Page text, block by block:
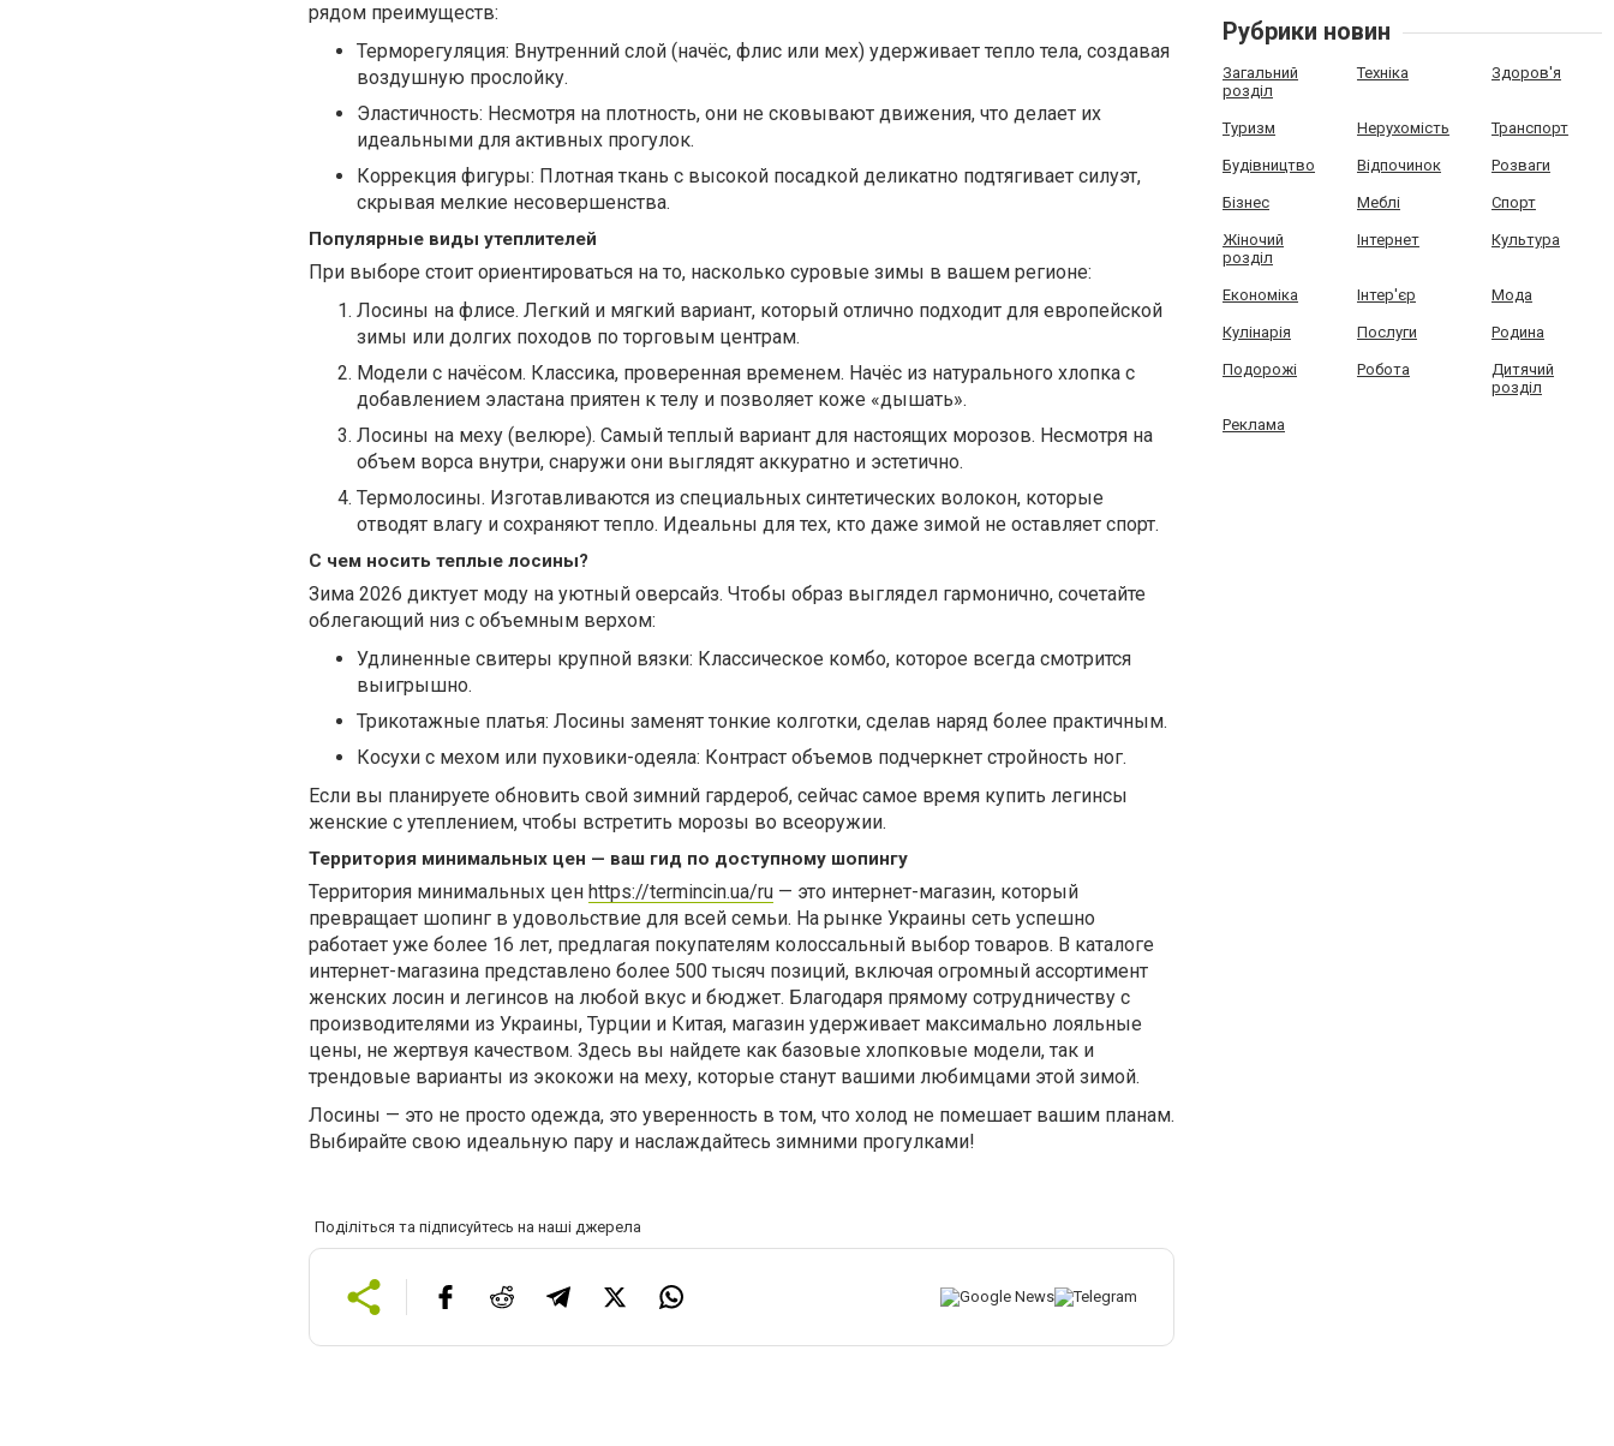
рядом преимуществ:
Терморегуляция: Внутренний слой (начёс, флис или мех) удерживает тепло тела, создавая
воздушную прослойку.
Эластичность: Несмотря на плотность, они не сковывают движения, что делает их
идеальными для активных прогулок.
Коррекция фигуры: Плотная ткань с высокой посадкой деликатно подтягивает силуэт,
скрывая мелкие несовершенства.
Популярные виды утеплителей
При выборе стоит ориентироваться на то, насколько суровые зимы в вашем регионе:
Лосины на флисе. Легкий и мягкий вариант, который отлично подходит для европейской
зимы или долгих походов по торговым центрам.
Модели с начёсом. Классика, проверенная временем. Начёс из натурального хлопка с
добавлением эластана приятен к телу и позволяет коже «дышать».
Лосины на меху (велюре). Самый теплый вариант для настоящих морозов. Несмотря на
объем ворса внутри, снаружи они выглядят аккуратно и эстетично.
Термолосины. Изготавливаются из специальных синтетических волокон, которые
отводят влагу и сохраняют тепло. Идеальны для тех, кто даже зимой не оставляет спорт.
С чем носить теплые лосины?
Зима 2026 диктует моду на уютный оверсайз. Чтобы образ выглядел гармонично, сочетайте
облегающий низ с объемным верхом:
Удлиненные свитеры крупной вязки: Классическое комбо, которое всегда смотрится
выигрышно.
Трикотажные платья: Лосины заменят тонкие колготки, сделав наряд более практичным.
Косухи с мехом или пуховики-одеяла: Контраст объемов подчеркнет стройность ног.
Если вы планируете обновить свой зимний гардероб, сейчас самое время купить легинсы
женские с утеплением, чтобы встретить морозы во всеоружии.
Территория минимальных цен — ваш гид по доступному шопингу
Территория минимальных цен https://termincin.ua/ru — это интернет-магазин, который
превращает шопинг в удовольствие для всей семьи. На рынке Украины сеть успешно
работает уже более 16 лет, предлагая покупателям колоссальный выбор товаров. В каталоге
интернет-магазина представлено более 500 тысяч позиций, включая огромный ассортимент
женских лосин и легинсов на любой вкус и бюджет. Благодаря прямому сотрудничеству с
производителями из Украины, Турции и Китая, магазин удерживает максимально лояльные
цены, не жертвуя качеством. Здесь вы найдете как базовые хлопковые модели, так и
трендовые варианты из экокожи на меху, которые станут вашими любимцами этой зимой.
Лосины — это не просто одежда, это уверенность в том, что холод не помешает вашим планам.
Выбирайте свою идеальную пару и наслаждайтесь зимними прогулками!
Поділіться та підписуйтесь на наші джерела
Рубрики новин
Загальний
розділ
Техніка Здоров'я
Туризм Нерухомість Транспорт
Будівництво Відпочинок Розваги
Бізнес Меблі Спорт
Жіночий
розділ
Інтернет Культура
Економіка Інтер'єр Мода
Кулінарія Послуги Родина
Подорожі Робота
Дитячий
розділ
Реклама